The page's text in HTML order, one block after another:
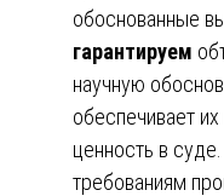
обоснованные
гарантируем
научную
обеспечивает
ценность в
требованиям